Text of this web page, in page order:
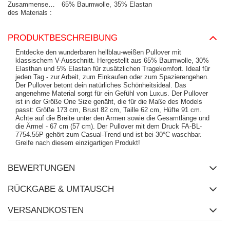
Zusammensetzung
des Materials
65% Baumwolle 35% Elastan
PRODUKTBESCHREIBUNG
Entdecke den wunderbaren hellblau-weißen Pullover mit
klassischem V-Ausschnitt. Hergestellt aus 65% Baumwolle, 30%
Elasthan und 5% Elastan für zusätzlichen Tragekomfort. Ideal für
jeden Tag - zur Arbeit, zum Einkaufen oder zum Spazierengehen.
Der Pullover betont dein natürliches Schönheitsideal. Das
angenehme Material sorgt für ein Gefühl von Luxus. Der Pullover
ist in der Größe One Size genäht, die für die Maße des Models
passt: Größe 173 cm, Brust 82 cm, Taille 62 cm, Hüfte 91 cm.
Achte auf die Breite unter den Armen sowie die Gesamtlänge und
die Ärmel - 67 cm (57 cm). Der Pullover mit dem Druck FA-BL-
7754.55P gehört zum Casual-Trend und ist bei 30°C waschbar.
Greife nach diesem einzigartigen Produkt!
BEWERTUNGEN
RÜCKGABE & UMTAUSCH
VERSANDKOSTEN